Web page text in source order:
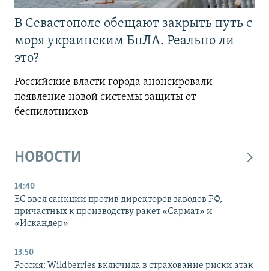
В Севастополе обещают закрыть путь с
моря украинским БпЛА. Реально ли
это?
Российские власти города анонсировали
появление новой системы защиты от
беспилотников
НОВОСТИ
14:40
ЕС ввел санкции против директоров заводов РФ,
причастных к производству ракет «Сармат» и
«Искандер»
13:50
Россия: Wildberries включила в страхование риски атак